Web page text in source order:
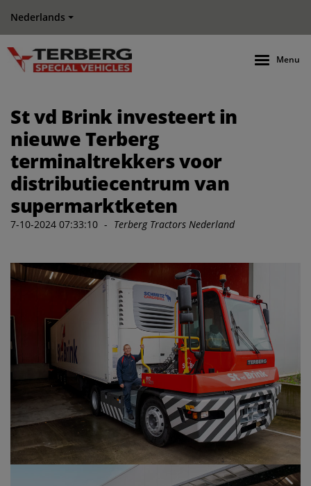
Nederlands
Menu
St vd Brink investeert in
nieuwe Terberg
terminaltrekkers voor
distributiecentrum van
supermarktketen
7-10-2024 07:33:10 - Terberg Tractors Nederland